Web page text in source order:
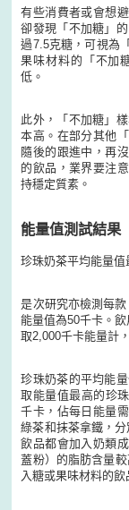
有些消費者或會想
卻發現「不加糖」
過7.5克糖，可視為
果味材料的「不加
低。
此外，「不加糖」
本高。在部分其他
隨後的跟進中，再
的飲品，業界要注
持穩定質素。
能量值測試結果
珍珠奶茶平均能量值
是次研究亦檢測每
能量值為50千卡。
取2,000千卡能量計
珍珠奶茶的平均能
取能量值最高的珍
千卡，佔每日能量
綠茶和抹茶拿鐵，
飲品都會加入奶類
蓋粉）的脂肪含量
入糖或果味材料的飲